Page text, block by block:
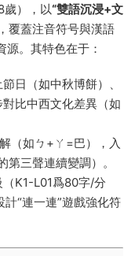
），以​​“雙語沉浸+文
覆蓋注音符号與漢語
。其特色在于：
日（如中秋博餅）、
比中西文化差異（如
（如ㄅ+ㄚ=巴），入
第三聲連續變調）。
（K1-L01爲80字/分
“連一連”遊戲強化符